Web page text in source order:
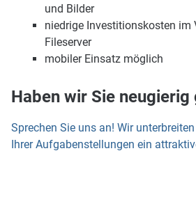
und Bilder
niedrige Investitionskosten im
Fileserver
mobiler Einsatz möglich
Haben wir Sie neugierig
Sprechen Sie uns an! Wir
Ihrer Aufgabenstellungen ein